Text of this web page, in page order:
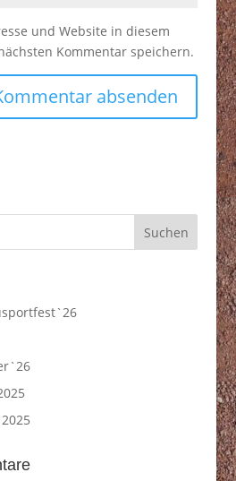
und Website in diesem
Kommentar speichern.